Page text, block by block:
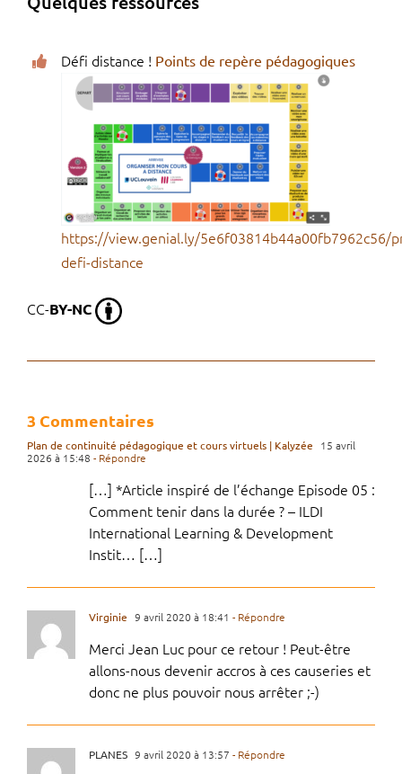
Défi distance ! Points de repère pédagogiques
https://view.genial.ly/5e6f03814b44a00fb7962c56/
defi-distance
CC-BY-NC
3 Commentaires
Plan de continuité pédagogique et cours virtuels | Kalyzée
15 avril
2026 à 15:48 - Répondre
[…] *Article inspiré de l’échange Episode 05 :
Comment tenir dans la durée ? – ILDI
International Learning & Development
Instit… […]
Virginie 9 avril 2020 à 18:41 - Répondre
Merci Jean Luc pour ce retour ! Peut-être
allons-nous devenir accros à ces causeries et
donc ne plus pouvoir nous arrêter ;-)
PLANES 9 avril 2020 à 13:57 - Répondre